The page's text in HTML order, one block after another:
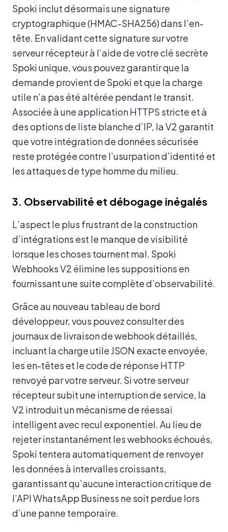
Spoki inclut désormais une signature
cryptographique (HMAC-SHA256) dans l’en-
tête. En validant cette signature sur votre
serveur récepteur à l’aide de votre clé secrète
Spoki unique, vous pouvez garantir que la
demande provient de Spoki et que la charge
utile n’a pas été altérée pendant le transit.
Associée à une application HTTPS stricte et à
des options de liste blanche d’IP, la V2 garantit
que votre intégration de données sécurisée
reste protégée contre l’usurpation d’identité et
les attaques de type homme du milieu.
3. Observabilité et débogage inégalés
L’aspect le plus frustrant de la construction
d’intégrations est le manque de visibilité
lorsque les choses tournent mal. Spoki
Webhooks V2 élimine les suppositions en
fournissant une suite complète d’observabilité.
Grâce au nouveau tableau de bord
développeur, vous pouvez consulter des
journaux de livraison de webhook détaillés,
incluant la charge utile JSON exacte envoyée,
les en-têtes et le code de réponse HTTP
renvoyé par votre serveur. Si votre serveur
récepteur subit une interruption de service, la
V2 introduit un mécanisme de réessai
intelligent avec recul exponentiel. Au lieu de
rejeter instantanément les webhooks échoués,
Spoki tentera automatiquement de renvoyer
les données à intervalles croissants,
garantissant qu’aucune interaction critique de
l’API WhatsApp Business ne soit perdue lors
d’une panne temporaire.